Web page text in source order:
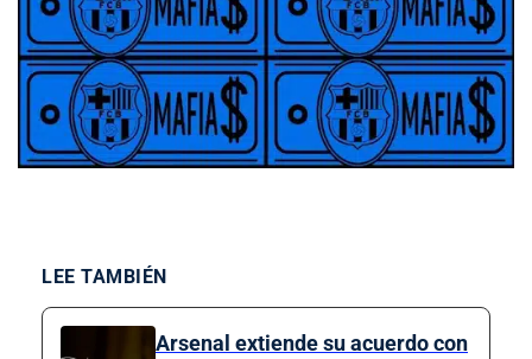
LEE TAMBIÉN
Arsenal extiende su acuerdo con